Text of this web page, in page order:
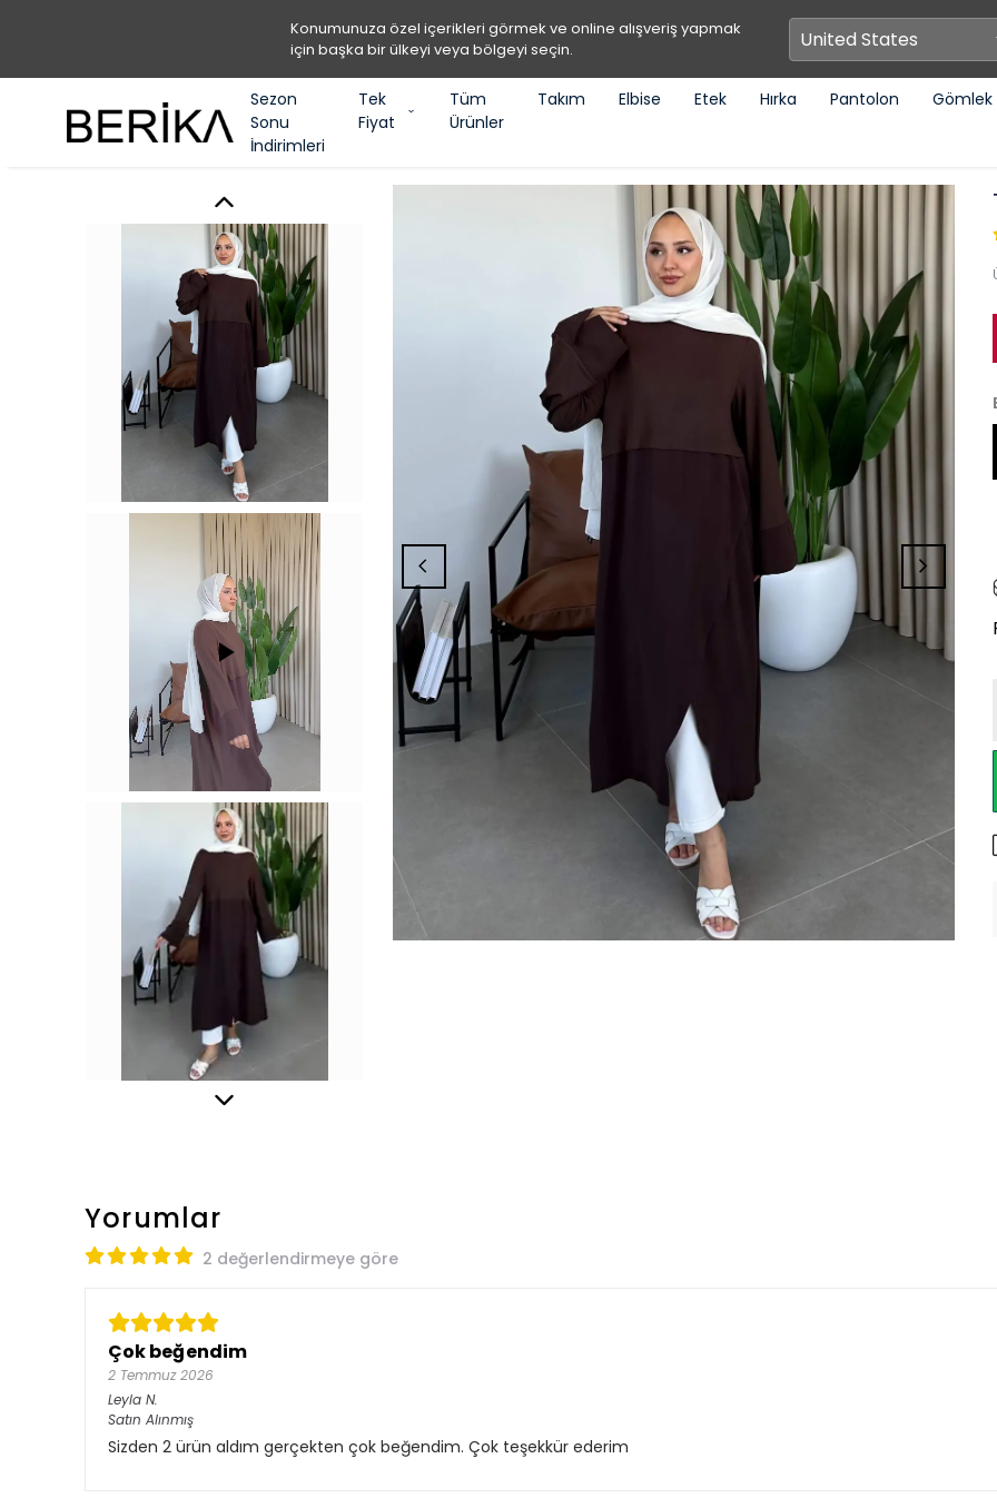
Konumunuza özel içerikleri görmek ve online alışveriş yapmak
için başka bir ülkeyi veya bölgeyi seçin.
Sezon
Sonu
İndirimleri
Tek
Fiyat
Tüm
Ürünler
Takım Elbise Etek Hırka Pantolon Gömlek
Yorumlar
2 değerlendirmeye göre
Çok beğendim
2 Temmuz 2026
Leyla N.
Satın Alınmış
Sizden 2 ürün aldım gerçekten çok beğendim. Çok teşekkür ederim